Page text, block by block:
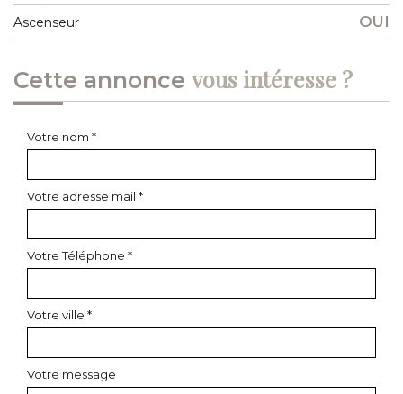
Ascenseur OUI
cette annonce vous intéresse ?
Votre nom *
Votre adresse mail *
Votre Téléphone *
Votre ville *
Votre message